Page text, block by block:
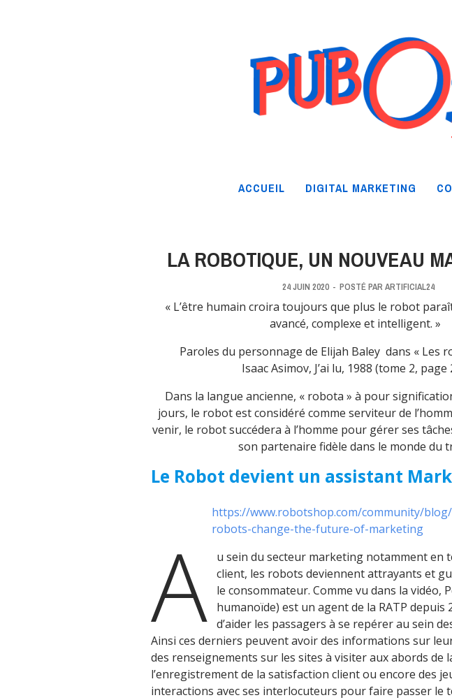
ACCUEIL DIGITAL MARKETING
LA ROBOTIQUE, UN NOUVEAU
24 JUIN 2020 - POSTÉ PAR ARTIFICIAL24
« L’être humain croira toujours que plus le robot
avancé, complexe et intelligent. »
Paroles du personnage de Elijah Baley dans « Les
Isaac Asimov, J’ai lu, 1988 (tome 2, page
Dans la langue ancienne, « robota » à pour
jours, le robot est considéré comme serviteur de
venir, le robot succédera à l’homme pour gérer ses
son partenaire fidèle dans le monde du
Le Robot devient un assistant
https://www.robotshop.com/community/
robots-change-the-future-of-marketing
A
u sein du secteur marketing notamment en
client, les robots deviennent attrayants et
le consommateur. Comme vu dans la vidéo,
humanoïde) est un agent de la RATP depuis
d’aider les passagers à se repérer au sein
Ainsi ces derniers peuvent avoir des informations sur
des renseignements sur les sites à visiter aux abords de
l’enregistrement de la satisfaction client ou encore des
interactions avec ses interlocuteurs pour faire passer le